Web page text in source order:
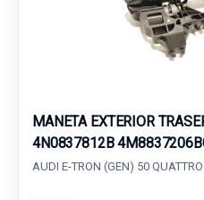
MANETA EXTERIOR
4N0837812B
AUDI E-TRON (GEN) 50 QUATTRO